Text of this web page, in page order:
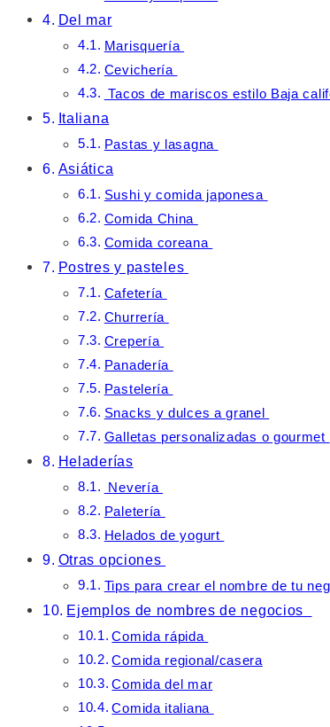
Del mar
Marisquería
Cevichería
Tacos de mariscos estilo Baja
Italiana
Pastas y lasagna
Asiática
Sushi y comida japonesa
Comida China
Comida coreana
Postres y pasteles
Cafetería
Churrería
Crepería
Panadería
Pastelería
Snacks y dulces a granel
Galletas personalizadas o gourmet
Heladerías
Nevería
Paletería
Helados de yogurt
Otras opciones
Tips para crear el nombre de tu
Ejemplos de nombres de negocios
Comida rápida
Comida regional/casera
Comida del mar
Comida italiana